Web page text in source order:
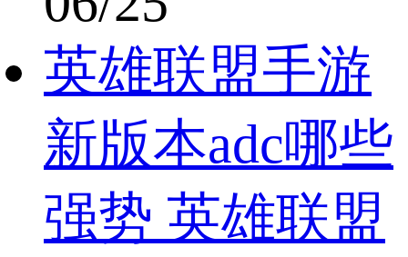
英雄联盟手游
新版本adc哪些
强势 英雄联盟